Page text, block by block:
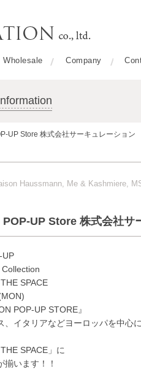
Wholesale Company
UP Store 株式会社サーキュレーション
Haussmann, Me & Kashmiere,
UP Store 株式会社サ
UP
SPACE
POP-UP STORE』
、イタリアなどヨーロッパを中心
SPACE」に
揃います！！